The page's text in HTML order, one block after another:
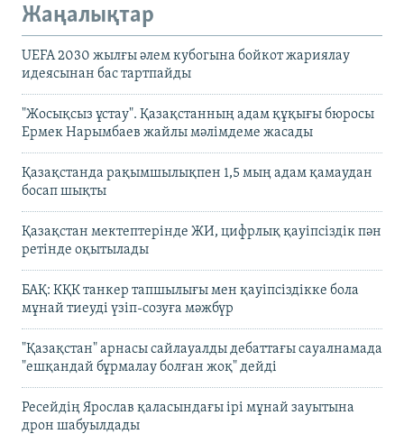
Жаңалықтар
UEFA 2030 жылғы әлем кубогына бойкот жариялау
идеясынан бас тартпайды
"Жосықсыз ұстау". Қазақстанның адам құқығы бюросы
Ермек Нарымбаев жайлы мәлімдеме жасады
Қазақстанда рақымшылықпен 1,5 мың адам қамаудан
босап шықты
Қазақстан мектептерінде ЖИ, цифрлық қауіпсіздік пән
ретінде оқытылады
БАҚ: КҚК танкер тапшылығы мен қауіпсіздікке бола
мұнай тиеуді үзіп-созуға мәжбүр
"Қазақстан" арнасы сайлауалды дебаттағы сауалнамада
"ешқандай бұрмалау болған жоқ" дейді
Ресейдің Ярослав қаласындағы ірі мұнай зауытына
дрон шабуылдады